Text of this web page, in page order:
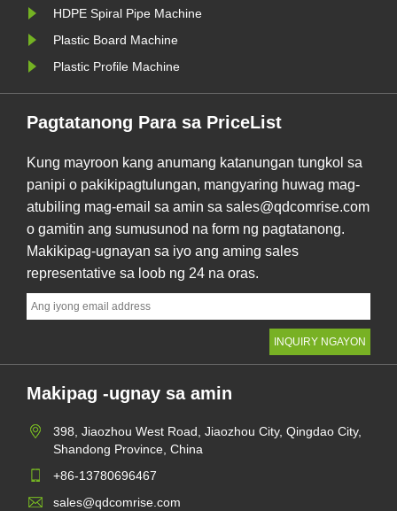
HDPE Spiral Pipe Machine
Plastic Board Machine
Plastic Profile Machine
Pagtatanong Para sa PriceList
Kung mayroon kang anumang katanungan tungkol sa
panipi o pakikipagtulungan, mangyaring huwag mag-
atubiling mag-email sa amin sa sales@qdcomrise.com
o gamitin ang sumusunod na form ng pagtatanong.
Makikipag-ugnayan sa iyo ang aming sales
representative sa loob ng 24 na oras.
Makipag -ugnay sa amin
398, Jiaozhou West Road, Jiaozhou City, Qingdao City,
Shandong Province, China
+86-13780696467
sales@qdcomrise.com